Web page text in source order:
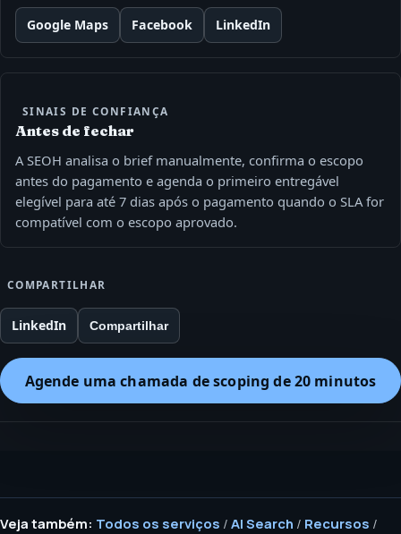
Google Maps Facebook LinkedIn
SINAIS DE CONFIANÇA
Antes de fechar
A SEOH analisa o brief manualmente, confirma o escopo
antes do pagamento e agenda o primeiro entregável
elegível para até 7 dias após o pagamento quando o SLA for
compatível com o escopo aprovado.
COMPARTILHAR
LinkedIn Compartilhar
Agende uma chamada de scoping de 20 minutos
Veja também: Todos os serviços / AI Search / Recursos /